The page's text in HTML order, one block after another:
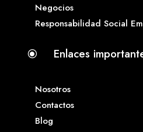
Negocios
Responsabilidad Social
\ Enlaces
Nosotros
Contactos
Blog